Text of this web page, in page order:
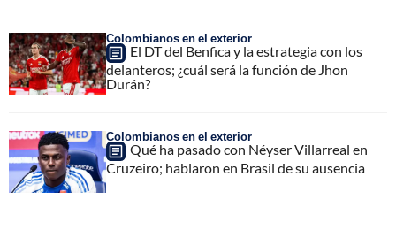
Colombianos en el exterior
El DT del Benfica y la estrategia con los
delanteros; ¿cuál será la función de Jhon
Durán?
Colombianos en el exterior
Qué ha pasado con Néyser Villarreal en
Cruzeiro; hablaron en Brasil de su ausencia